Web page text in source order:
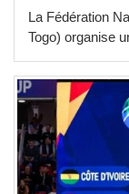
La Fédération
Togo) organise